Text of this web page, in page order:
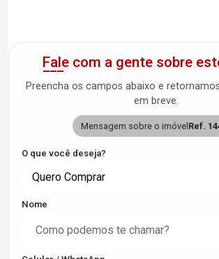
Fale com a gente sobre
Preencha os campos abaixo e
em breve.
Mensagem sobre o imóvel Ref.
O que você deseja?
Quero Comprar
Nome